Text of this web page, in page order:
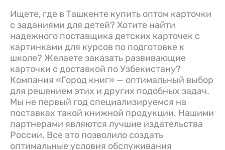
Ищете, где в Ташкенте купить оптом карточки
с заданиями для детей? Хотите найти
надежного поставщика детских карточек с
картинками для курсов по подготовке к
школе? Желаете заказать развивающие
карточки с доставкой по Узбекистану?
Компания «Город книг» — оптимальный выбор
для решением этих и других подобных задач.
Мы не первый год специализируемся на
поставках такой книжной продукции. Нашими
партнерами являются лучшие издательства
России. Все это позволило создать
оптимальные условия обслуживания